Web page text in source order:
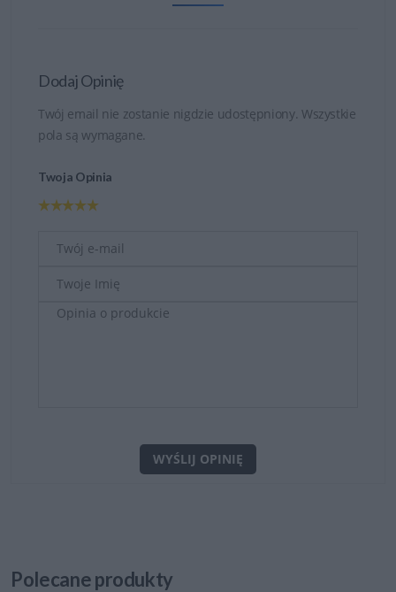
Dodaj Opinię
Twój email nie zostanie nigdzie udostępniony. Wszystkie
pola są wymagane.
Twoja Opinia
WYŚLIJ OPINIĘ
Polecaneprodukty